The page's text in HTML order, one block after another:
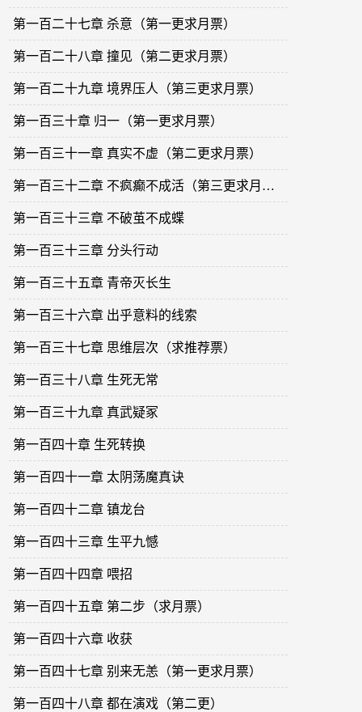
第一百二十七章 杀意（第一更求月票）
第一百二十八章 撞见（第二更求月票）
第一百二十九章 境界压人（第三更求月票）
第一百三十章 归一（第一更求月票）
第一百三十一章 真实不虚（第二更求月票）
第一百三十二章 不疯癫不成活（第三更求月票）
第一百三十三章 不破茧不成蝶
第一百三十三章 分头行动
第一百三十五章 青帝灭长生
第一百三十六章 出乎意料的线索
第一百三十七章 思维层次（求推荐票）
第一百三十八章 生死无常
第一百三十九章 真武疑冢
第一百四十章 生死转换
第一百四十一章 太阴荡魔真诀
第一百四十二章 镇龙台
第一百四十三章 生平九憾
第一百四十四章 喂招
第一百四十五章 第二步（求月票）
第一百四十六章 收获
第一百四十七章 别来无恙（第一更求月票）
第一百四十八章 都在演戏（第二更）